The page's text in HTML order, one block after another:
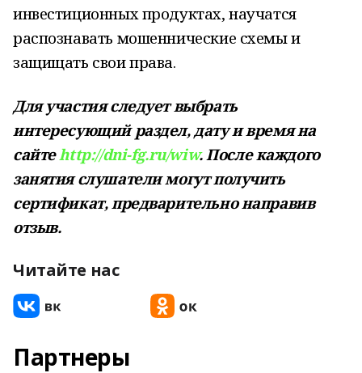
инвестиционных продуктах, научатся
распознавать мошеннические схемы и
защищать свои права.
Для участия следует выбрать
интересующий раздел, дату и время на
сайтеhttp://dni-fg.ru/wiw. После каждого
занятия слушатели могут получить
сертификат, предварительно направив
отзыв.
Читайте нас
Партнеры